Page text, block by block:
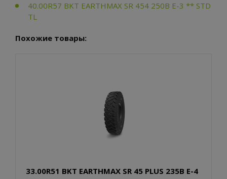
40.00R57 BKT EARTHMAX SR 454 250B E-3 ** STD
TL
Похожие товары:
33.00R51 BKT EARTHMAX SR 45 PLUS 235B E-4